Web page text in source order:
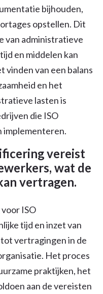
bijhouden,
opstellen. Dit
van administratieve
en middelen kan
vinden van een balans
en het
lasten is
die ISO
implementeren.
vereist
wat de
vertragen.
ISO
tijd en inzet van
vertragingen in de
Het proces
praktijken, het
aan de vereisten